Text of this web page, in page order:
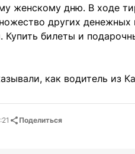
женскому дню. В ходе
других
Купить билеты и
как водитель из
Поделиться